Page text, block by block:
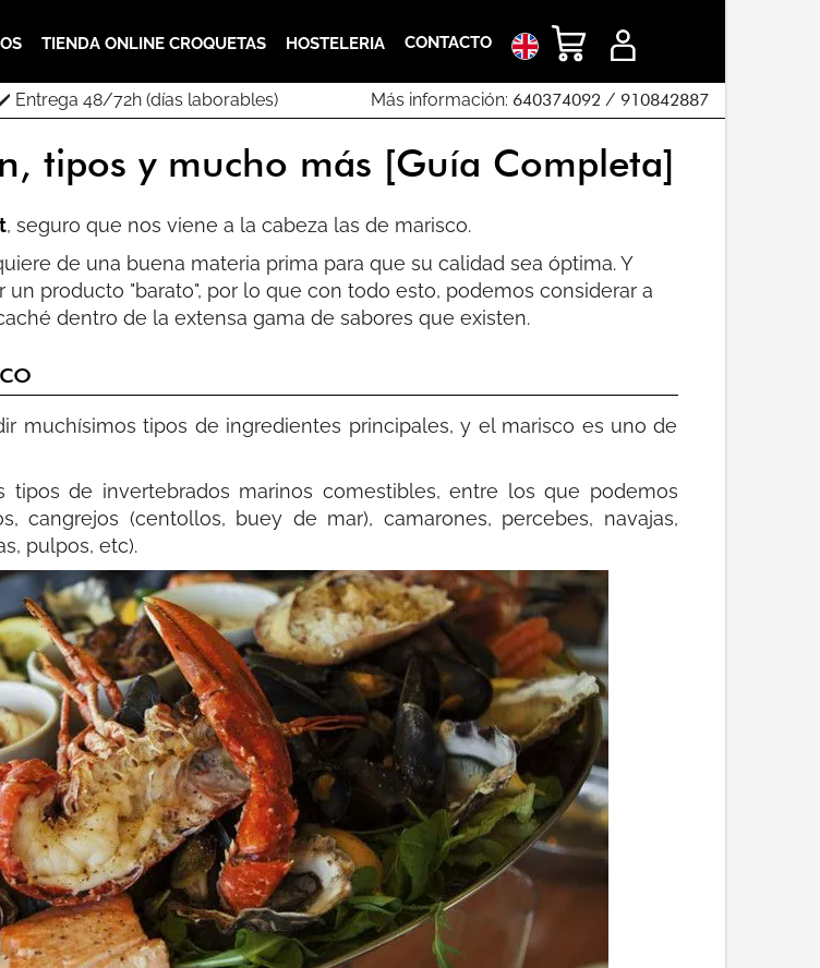
TIENDA ONLINE CROQUETAS HOSTELERIA CONTACTO
Entrega 48/72h (días laborables) Más información: 640374092 / 910842887
tipos y mucho más [Guía Completa]
, seguro que nos viene a la cabeza las de marisco.
de una buena materia prima para que su calidad sea óptima. Y
producto "barato", por lo que con todo esto, podemos considerar a
dentro de la extensa gama de sabores que existen.
muchísimos tipos de ingredientes principales, y el marisco es uno de
de invertebrados marinos comestibles, entre los que podemos
cangrejos (centollos, buey de mar), camarones, percebes, navajas,
pulpos, etc).